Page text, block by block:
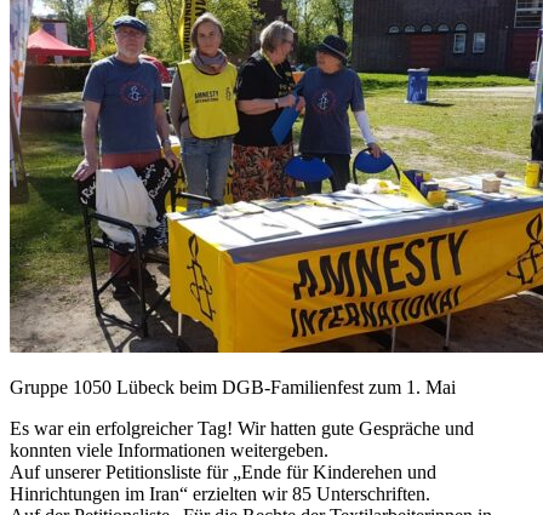
Gruppe 1050 Lübeck beim DGB-Familienfest zum 1. Mai
Es war ein erfolgreicher Tag! Wir hatten gute Gespräche und
konnten viele Informationen weitergeben.
Auf unserer Petitionsliste für „Ende für Kinderehen und
Hinrichtungen im Iran“ erzielten wir 85 Unterschriften.